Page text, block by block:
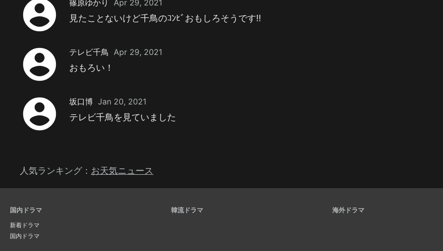
account_circle 篠原ゆかり Apr 29, 2021
見たことないけど千鳥のｺﾝﾋﾞおもしろそうです‼️
account_circle テレビ千鳥 Apr 29, 2021
おもろい！
account_circle 坂口博 Jan 20, 2021
テレビ千鳥を見ていました
人気ランキング： お天気ニュース
国内ドラマ
新着ドラマ
国内ドラマ
韓流ドラマ 海外ドラマ